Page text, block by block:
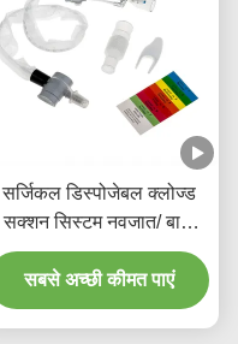
सर्जिकल डिस्पोजेबल क्लोज्ड
सक्शन सिस्टम नवजात/ बाल
रोग-कोहनी
सबसे अच्छी कीमत पाएं